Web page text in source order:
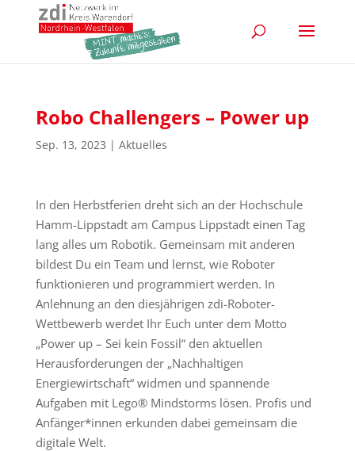
Robo Challengers – Power up
Sep. 13, 2023 | Aktuelles
In den Herbstferien dreht sich an der Hochschule
Hamm-Lippstadt am Campus Lippstadt einen Tag
lang alles um Robotik. Gemeinsam mit anderen
bildest Du ein Team und lernst, wie Roboter
funktionieren und programmiert werden. In
Anlehnung an den diesjährigen zdi-Roboter-
Wettbewerb werdet Ihr Euch unter dem Motto
„Power up – Sei kein Fossil“ den aktuellen
Herausforderungen der „Nachhaltigen
Energiewirtschaft“ widmen und spannende
Aufgaben mit Lego® Mindstorms lösen. Profis und
Anfänger*innen erkunden dabei gemeinsam die
digitale Welt.